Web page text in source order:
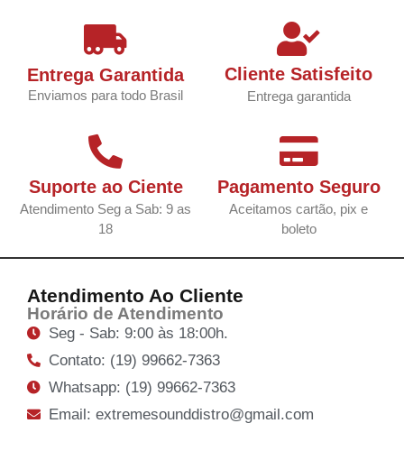
Entrega Garantida
Enviamos para todo Brasil
Cliente Satisfeito
Entrega garantida
Suporte ao Ciente
Atendimento Seg a Sab: 9 as
18
Pagamento Seguro
Aceitamos cartão, pix e
boleto
Atendimento Ao Cliente
Horário de Atendimento
Seg - Sab: 9:00 às 18:00h.
Contato: (19) 99662-7363
Whatsapp: (19) 99662-7363
Email: extremesounddistro@gmail.com